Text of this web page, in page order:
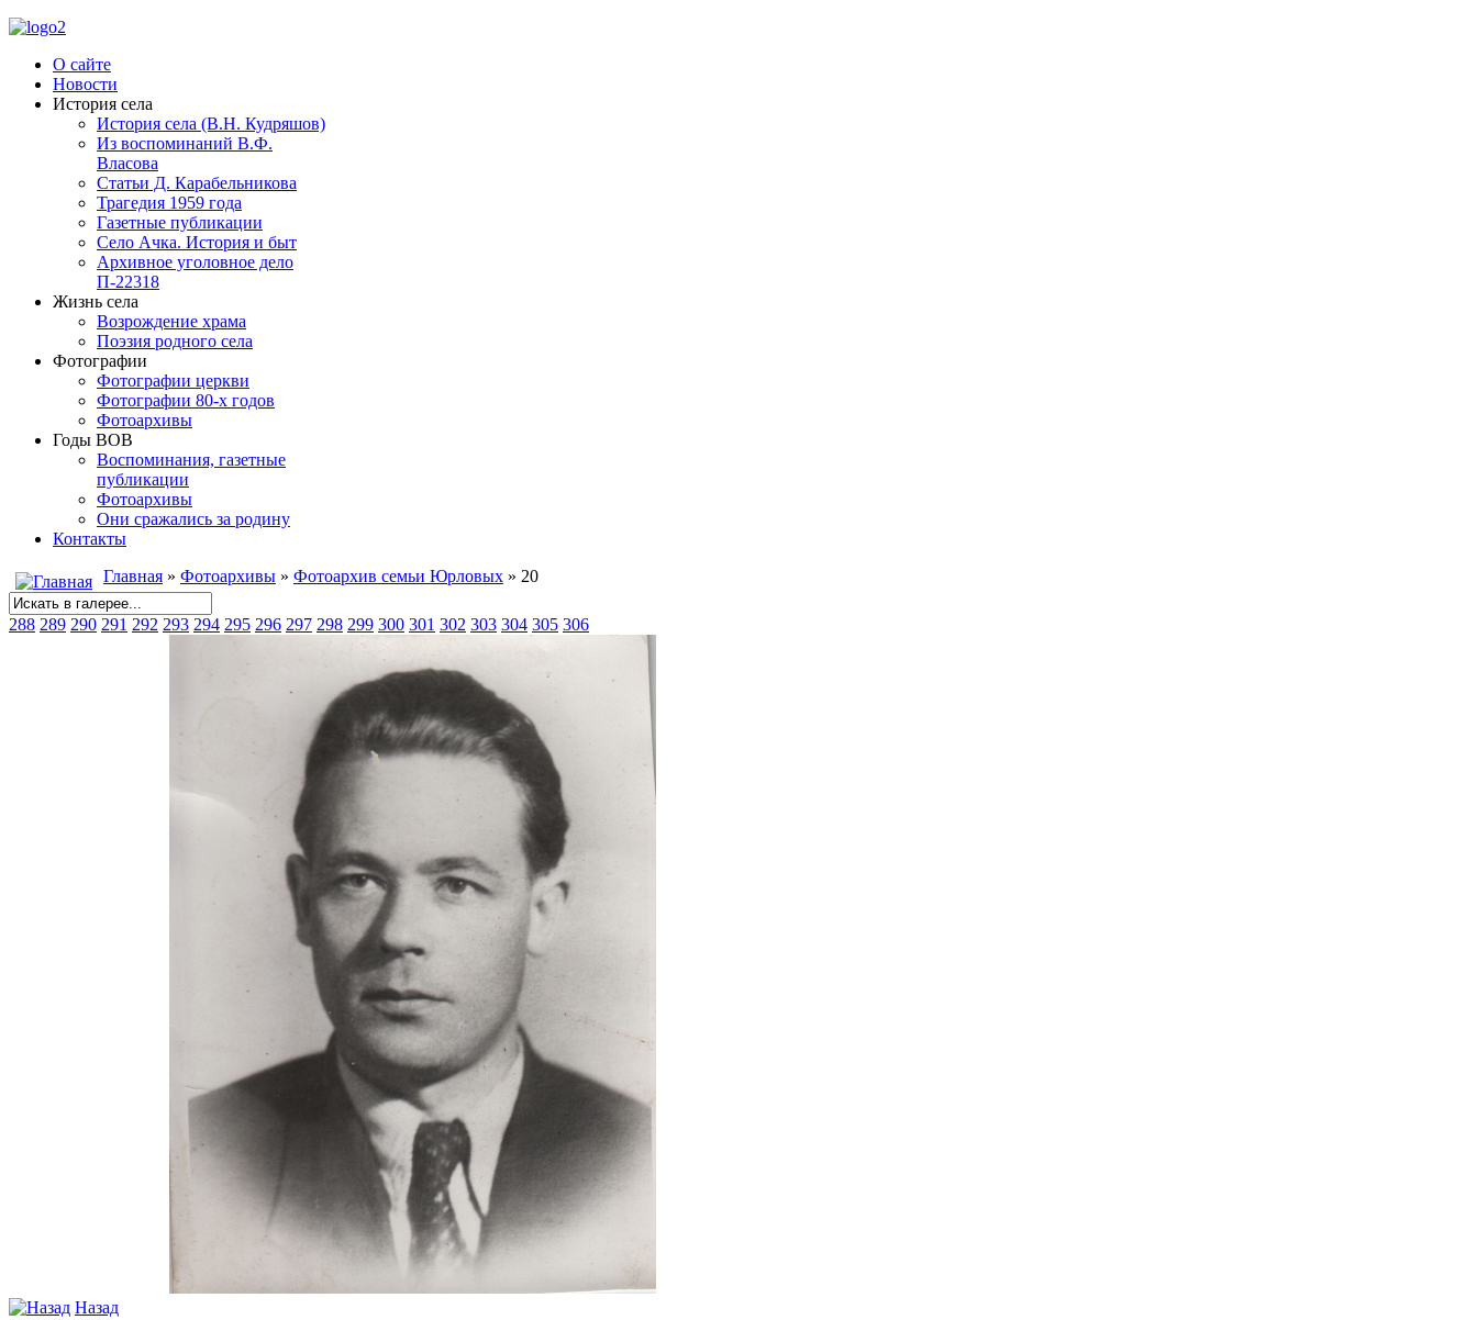
О сайте
Новости
История села
История села (В.Н. Кудряшов)
Из воспоминаний В.Ф.
Власова
Статьи Д. Карабельникова
Трагедия 1959 года
Газетные публикации
Село Ачка. История и быт
Архивное уголовное дело
П-22318
Жизнь села
Возрождение храма
Поэзия родного села
Фотографии
Фотографии церкви
Фотографии 80-х годов
Фотоархивы
Годы ВОВ
Воспоминания, газетные
публикации
Фотоархивы
Они сражались за родину
Контакты
Главная » Фотоархивы » Фотоархив семьи Юрловых » 20
288 289 290 291 292 293 294 295 296 297 298 299 300 301 302 303 304 305 306
Назад